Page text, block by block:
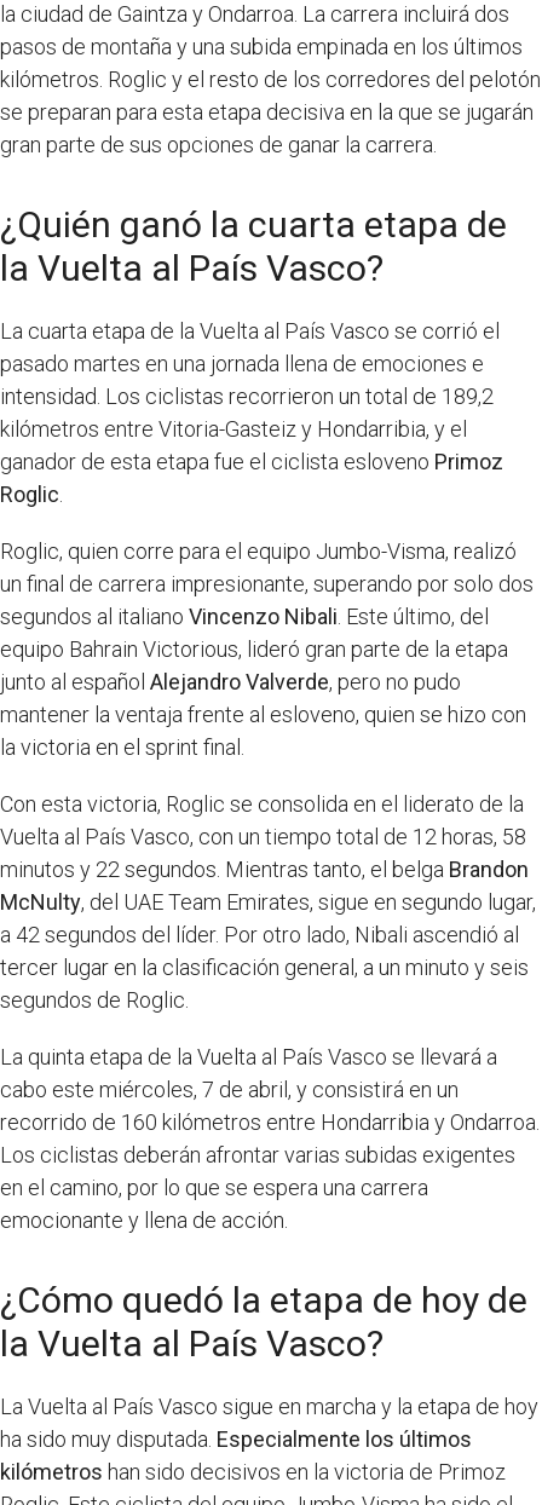
la ciudad de Gaintza y Ondarroa. La carrera incluirá dos
pasos de montaña y una subida empinada en los últimos
kilómetros. Roglic y el resto de los corredores del pelotón
se preparan para esta etapa decisiva en la que se jugarán
gran parte de sus opciones de ganar la carrera.
¿Quién ganó la cuarta etapa de
la Vuelta al País Vasco?
La cuarta etapa de la Vuelta al País Vasco se corrió el
pasado martes en una jornada llena de emociones e
intensidad. Los ciclistas recorrieron un total de 189,2
kilómetros entre Vitoria-Gasteiz y Hondarribia, y el
ganador de esta etapa fue el ciclista esloveno Primoz
Roglic
Roglic, quien corre para el equipo Jumbo-Visma, realizó
un final de carrera impresionante, superando por solo dos
segundos al italiano Vincenzo Nibali . Este último, del
equipo Bahrain Victorious, lideró gran parte de la etapa
junto al español Alejandro Valverde, pero no pudo
mantener la ventaja frente al esloveno, quien se hizo con
la victoria en el sprint final.
Con esta victoria, Roglic se consolida en el liderato de la
Vuelta al País Vasco, con un tiempo total de 12 horas, 58
minutos y 22 segundos. Mientras tanto, el belga Brandon
McNulty, del UAE Team Emirates, sigue en segundo lugar,
a 42 segundos del líder. Por otro lado, Nibali ascendió al
tercer lugar en la clasificación general, a un minuto y seis
segundos de Roglic.
La quinta etapa de la Vuelta al País Vasco se llevará a
cabo este miércoles, 7 de abril, y consistirá en un
recorrido de 160 kilómetros entre Hondarribia y Ondarroa.
Los ciclistas deberán afrontar varias subidas exigentes
en el camino, por lo que se espera una carrera
emocionante y llena de acción.
¿Cómo quedó la etapa de hoy de
la Vuelta al País Vasco?
La Vuelta al País Vasco sigue en marcha y la etapa de hoy
ha sido muy disputada. Especialmente los últimos
kilómetros han sido decisivos en la victoria de Primoz